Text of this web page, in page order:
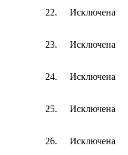
22. Исключена
23. Исключена
24. Исключена
25. Исключена
26. Исключена